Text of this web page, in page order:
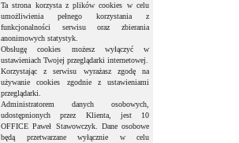
Ta strona korzysta z plików cookies w celu
umożliwienia pełnego korzystania z
funkcjonalności serwisu oraz zbierania
anonimowych statystyk.
Obsługę cookies możesz wyłączyć w
ustawieniach Twojej przeglądarki internetowej.
Korzystając z serwisu wyrażasz zgodę na
używanie cookies zgodnie z ustawieniami
przeglądarki.
Administratorem danych osobowych,
udostępnionych przez Klienta, jest 10
OFFICE Paweł Stawowczyk. Dane osobowe
będą przetwarzane wyłącznie w celu